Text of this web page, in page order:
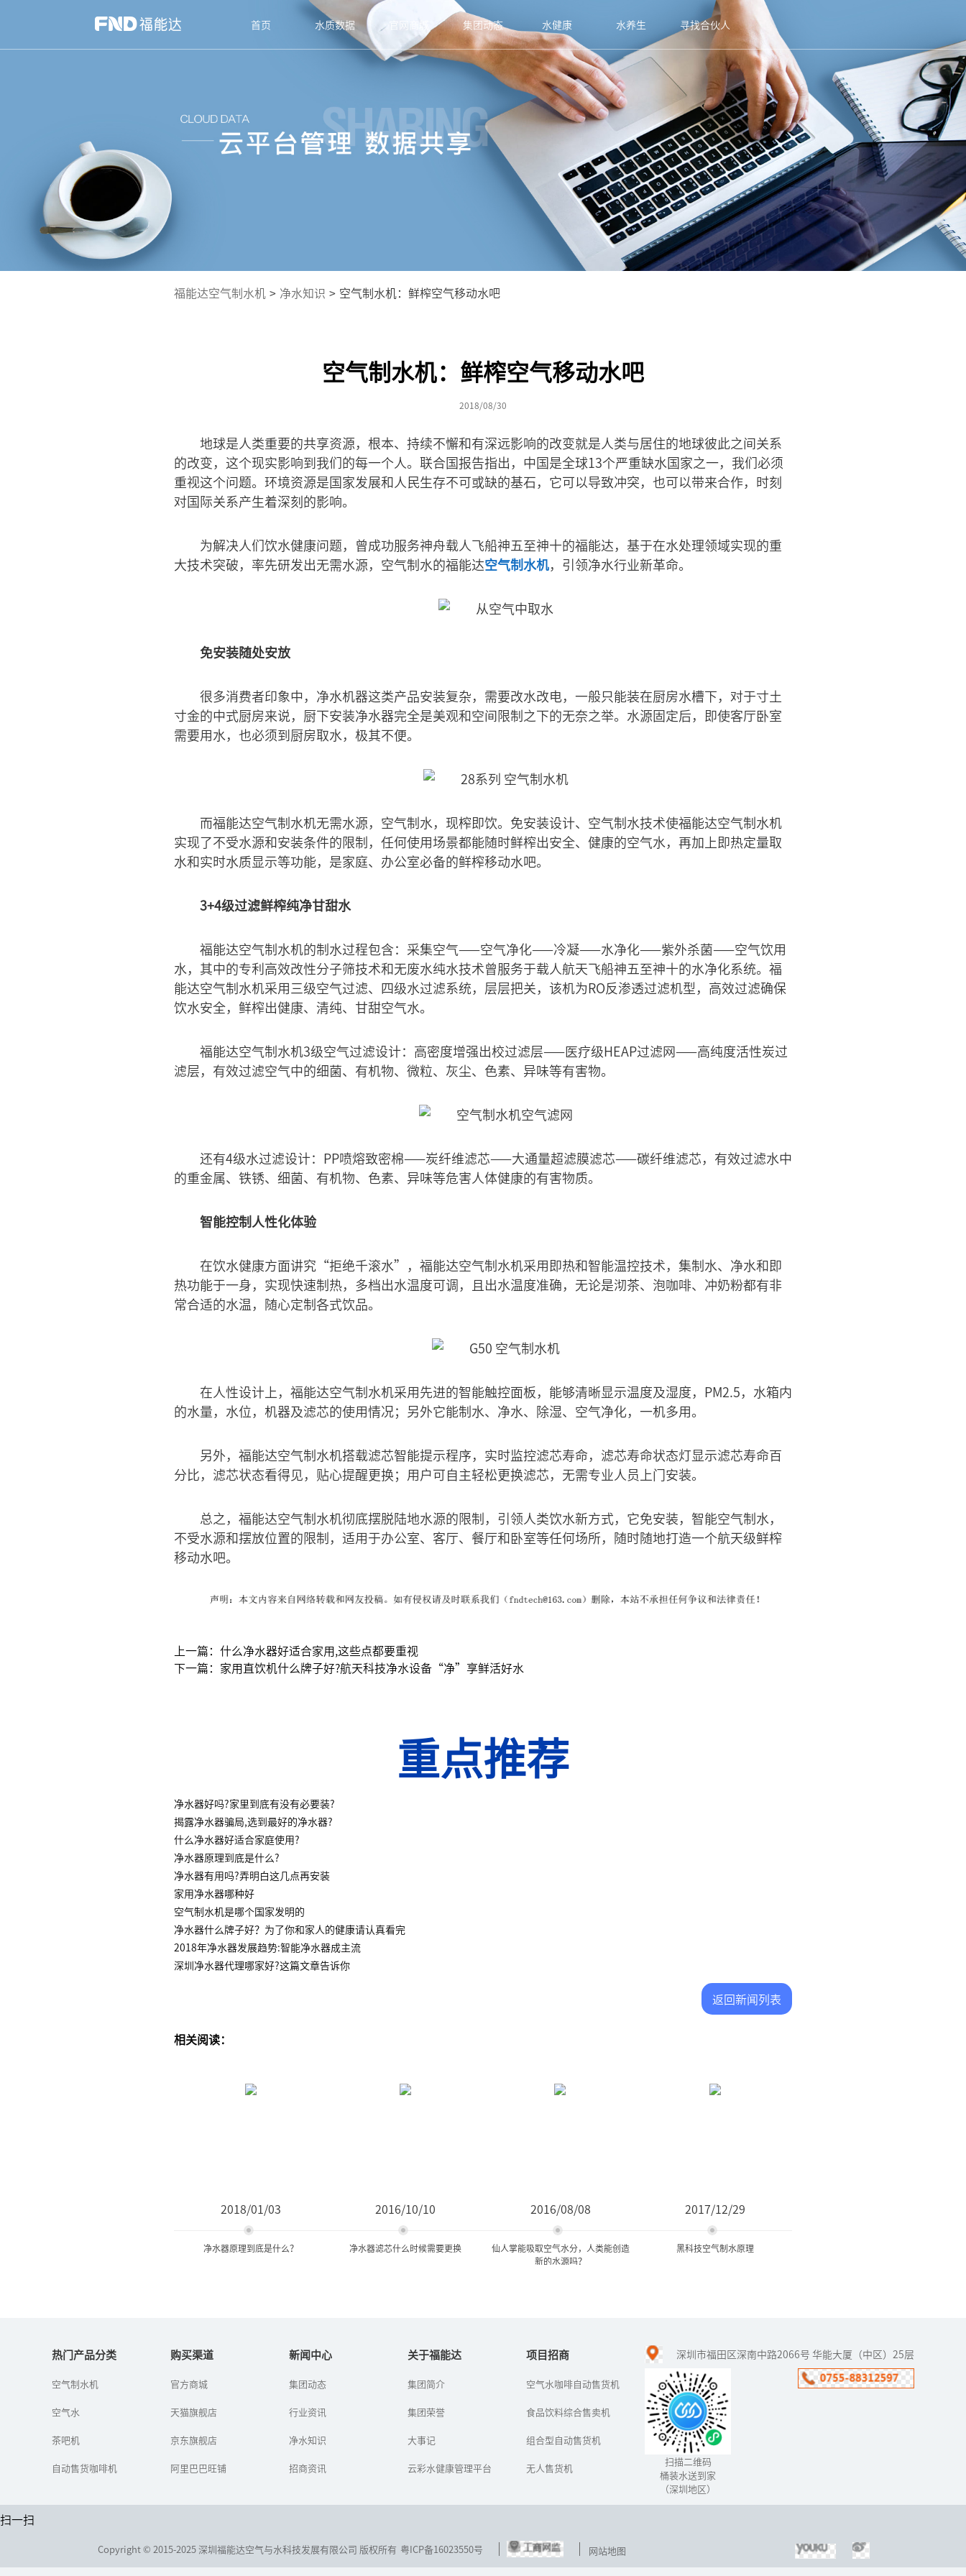
首页 水质数据 官网商城 集团动态 水健康 水养生 寻找合伙人
福能达空气制水机 > 净水知识 > 空气制水机：鲜榨空气移动水吧
空气制水机：鲜榨空气移动水吧
2018/08/30
地球是人类重要的共享资源，根本、持续不懈和有深远影响的改变就是人类与居住的地球彼此之间关系
的改变，这个现实影响到我们的每一个人。联合国报告指出，中国是全球13个严重缺水国家之一，我们必须
重视这个问题。环境资源是国家发展和人民生存不可或缺的基石，它可以导致冲突，也可以带来合作，时刻
对国际关系产生着深刻的影响。
为解决人们饮水健康问题，曾成功服务神舟载人飞船神五至神十的福能达，基于在水处理领域实现的重
大技术突破，率先研发出无需水源，空气制水的福能达空气制水机，引领净水行业新革命。
免安装随处安放
很多消费者印象中，净水机器这类产品安装复杂，需要改水改电，一般只能装在厨房水槽下，对于寸土
寸金的中式厨房来说，厨下安装净水器完全是美观和空间限制之下的无奈之举。水源固定后，即使客厅卧室
需要用水，也必须到厨房取水，极其不便。
而福能达空气制水机无需水源，空气制水，现榨即饮。免安装设计、空气制水技术使福能达空气制水机
实现了不受水源和安装条件的限制，任何使用场景都能随时鲜榨出安全、健康的空气水，再加上即热定量取
水和实时水质显示等功能，是家庭、办公室必备的鲜榨移动水吧。
3+4级过滤鲜榨纯净甘甜水
福能达空气制水机的制水过程包含：采集空气——空气净化——冷凝——水净化——紫外杀菌——空气饮用
水，其中的专利高效改性分子筛技术和无废水纯水技术曾服务于载人航天飞船神五至神十的水净化系统。福
能达空气制水机采用三级空气过滤、四级水过滤系统，层层把关，该机为RO反渗透过滤机型，高效过滤确保
饮水安全，鲜榨出健康、清纯、甘甜空气水。
福能达空气制水机3级空气过滤设计：高密度增强出校过滤层——医疗级HEAP过滤网——高纯度活性炭过
滤层，有效过滤空气中的细菌、有机物、微粒、灰尘、色素、异味等有害物。
还有4级水过滤设计：PP喷熔致密棉——炭纤维滤芯——大通量超滤膜滤芯——碳纤维滤芯，有效过滤水中
的重金属、铁锈、细菌、有机物、色素、异味等危害人体健康的有害物质。
智能控制人性化体验
在饮水健康方面讲究“拒绝千滚水”，福能达空气制水机采用即热和智能温控技术，集制水、净水和即
热功能于一身，实现快速制热，多档出水温度可调，且出水温度准确，无论是沏茶、泡咖啡、冲奶粉都有非
常合适的水温，随心定制各式饮品。
在人性设计上，福能达空气制水机采用先进的智能触控面板，能够清晰显示温度及湿度，PM2.5，水箱内
的水量，水位，机器及滤芯的使用情况；另外它能制水、净水、除湿、空气净化，一机多用。
另外，福能达空气制水机搭载滤芯智能提示程序，实时监控滤芯寿命，滤芯寿命状态灯显示滤芯寿命百
分比，滤芯状态看得见，贴心提醒更换；用户可自主轻松更换滤芯，无需专业人员上门安装。
总之，福能达空气制水机彻底摆脱陆地水源的限制，引领人类饮水新方式，它免安装，智能空气制水，
不受水源和摆放位置的限制，适用于办公室、客厅、餐厅和卧室等任何场所，随时随地打造一个航天级鲜榨
移动水吧。
上一篇：什么净水器好适合家用,这些点都要重视
下一篇：家用直饮机什么牌子好?航天科技净水设备“净”享鲜活好水
重点推荐
净水器好吗?家里到底有没有必要装?
揭露净水器骗局,选到最好的净水器?
什么净水器好适合家庭使用?
净水器原理到底是什么?
净水器有用吗?弄明白这几点再安装
家用净水器哪种好
空气制水机是哪个国家发明的
净水器什么牌子好？为了你和家人的健康请认真看完
2018年净水器发展趋势:智能净水器成主流
深圳净水器代理哪家好?这篇文章告诉你
返回新闻列表
相关阅读：
2018/01/03
净水器原理到底是什么？
饮用水的质量开始被人们
入人们的家中。那么，净
能达到净水...
2016/10/10
净水器滤芯什么时候需要更换
随着水污染的加剧，净水
通家庭当中。很多家庭中
现在却出现了一个这样的
2016/08/08
仙人掌能吸取空气水分，人类能创造
新的水源吗？
看到草帽飞跑，人们想到
鸟展翅高飞，人们发明了
然的各种生物现象，就能
2017/12/29
黑科技空气制水原理
自21世纪以来，“黑科
技”从以往的幻想到如今
的普及，各种黑科技产
品“扑面而来”，黑科
技“空气制水机​”的出现
就深深的打动...
热门产品分类
空气制水机
空气水
茶吧机
自动售货咖啡机
购买渠道
官方商城
天猫旗舰店
京东旗舰店
阿里巴巴旺铺
新闻中心
集团动态
行业资讯
净水知识
招商资讯
关于福能达
集团简介
集团荣誉
大事记
云彩水健康管理平台
项目招商
空气水咖啡自动售货机
食品饮料综合售卖机
组合型自动售货机
无人售货机
深圳市福田区深南中路2066号 华能大厦（中区）25层
扫描二维码
桶装水送到家
（深圳地区）
扫一扫
Copyright © 2015-2025 深圳福能达空气与水科技发展有限公司 版权所有 粤ICP备16023550号 网站地图